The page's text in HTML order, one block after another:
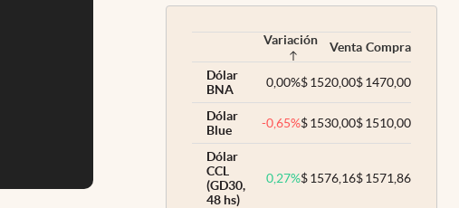
Variación Venta Compra
Dólar
BNA
0,00%$1520,00$1470,00
Dólar
Blue
-0,65%$1530,00$1510,00
Dólar
CCL
(GD30,
48 hs)
0,27%$1576,16$1571,86